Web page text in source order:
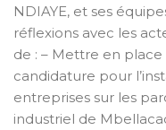
NDIAYE, et ses
réflexions avec les
de : – Mettre en
candidature pour
entreprises sur les
industriel de